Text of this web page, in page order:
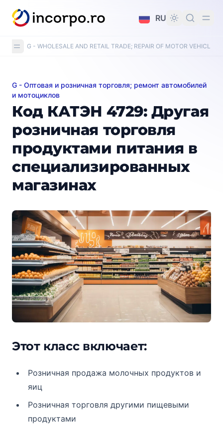
контенту
RU
G - WHOLESALE AND RETAIL TRADE; REPAIR OF MOTOR VEHICLES
Код КАТЭН 4729: Другая розничная торговля
G - Оптовая и розничная торговля; ремонт автомобилей
и мотоциклов
Код КАТЭН 4729: Другая
розничная торговля
продуктами питания в
специализированных
магазинах
Этот класс включает:
Розничная продажа молочных продуктов и
яиц
Розничная торговля другими пищевыми
продуктами